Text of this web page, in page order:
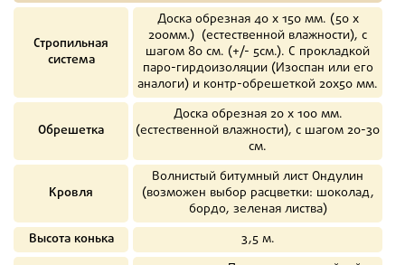
Стропильная
система
Доска обрезная 40 х 150 мм. (50 х
200мм.) (естественной влажности), с
шагом 80 см. (+/- 5см.). С прокладкой
паро-гирдоизоляции (Изоспан или его
аналоги) и контр-обрешеткой 20х50 мм.
Обрешетка
Доска обрезная 20 х 100 мм.
(естественной влажности), с шагом 20-30
см.
Кровля
Волнистый битумный лист Ондулин
(возможен выбор расцветки: шоколад,
бордо, зеленая листва)
Высота конька
3,5 м.